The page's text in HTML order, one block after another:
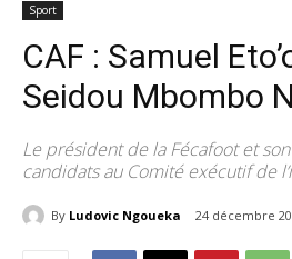
Sport
CAF : Samuel
Seidou Mbombo
Le président de la Fécafoot et
candidats au Comité exécutif de
By Ludovic Ngoueka 24 décembre